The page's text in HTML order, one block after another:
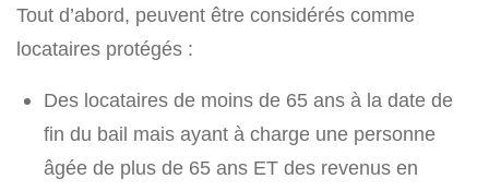
Tout d’abord, peuvent être considérés comme
locataires protégés :
Des locataires de moins de 65 ans à la date de
fin du bail mais ayant à charge une personne
âgée de plus de 65 ans ET des revenus en